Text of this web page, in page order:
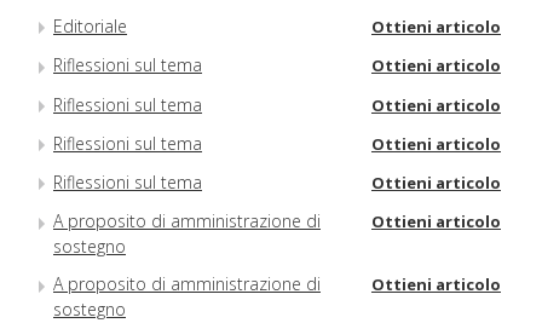
Editoriale Ottieni articolo
Riflessioni sul tema Ottieni articolo
Riflessioni sul tema Ottieni articolo
Riflessioni sul tema Ottieni articolo
Riflessioni sul tema Ottieni articolo
A proposito di amministrazione di
sostegno
Ottieni articolo
A proposito di amministrazione di
sostegno
Ottieni articolo